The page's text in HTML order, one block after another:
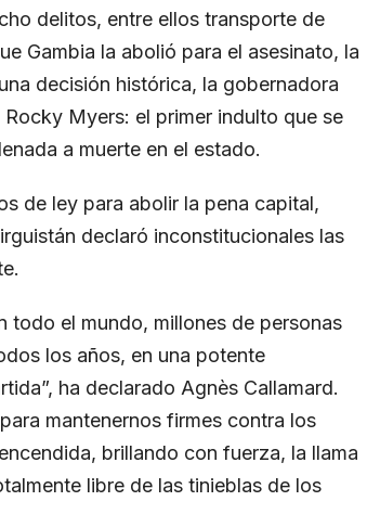
delitos, entre ellos transporte de
Gambia la abolió para el asesinato, la
decisión histórica, la gobernadora
Myers: el primer indulto que se
a muerte en el estado.
de ley para abolir la pena capital,
declaró inconstitucionales las
todo el mundo, millones de personas
los años, en una potente
ha declarado Agnès Callamard.
mantenernos firmes contra los
brillando con fuerza, la llama
libre de las tinieblas de los